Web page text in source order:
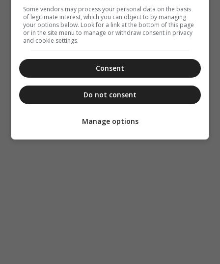
Some vendors may process your personal data on the basis
of legitimate interest, which you can object to by managing
your options below. Look for a link at the bottom of this page
or in the site menu to manage or withdraw consent in privacy
and cookie settings.
Consent
Do not consent
Manage options